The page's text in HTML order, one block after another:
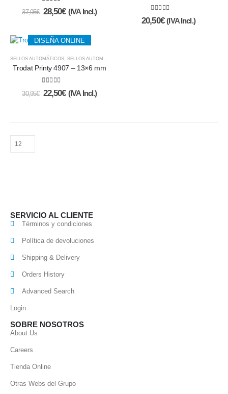
5.00 de 5
37,95€ 28,50€ (IVA Incl.)
5.00de 5
20,50€ (IVA Incl.)
DISEÑA ONLINE
SELLOS AUTOMÁTICOS SELLOS AUTOMÁTICOS Y ALMOHADILLAS
Trodat Printy 4907 – 13×6 mm
5.00 de 5
30,95€ 22,50€ (IVA Incl.)
SERVICIO AL CLIENTE
Términos y condiciones
Política de devoluciones
Shipping & Delivery
Orders History
Advanced Search
Login
SOBRE NOSOTROS
About Us
Careers
Tienda Online
Otras Webs del Grupo